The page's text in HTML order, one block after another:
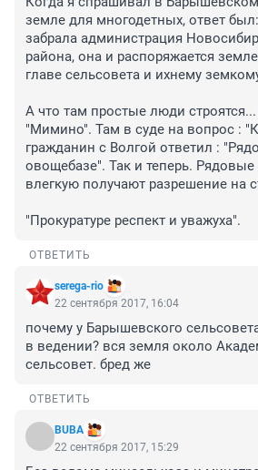
земле для многодетных, ответ
забрала администрация
района, она и распоряжается
главе сельсовета и ихнему
А что там простые люди
"Мимино". Там в суде на вопрос :
гражданин с Волгой ответил :
овощебазе". Так и теперь. Рядовые
влегкую получают разрешение на
"Прокуратуре респект и уважуха".
ОТВЕТИТЬ
serega-rio
22 сентября 2017, 16:04
почему у Барышевского
в ведении? вся земля около
сельсовет. бред же
ОТВЕТИТЬ
BUBA
22 сентября 2017, 15:29